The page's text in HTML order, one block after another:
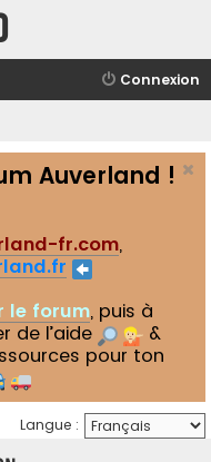
Connexion
Auverland !
fr.com,
le forum, puis à
de l’aide
&
pour ton
Langue :